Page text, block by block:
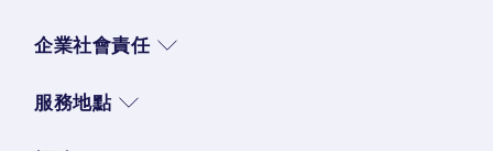
企業社會責任
服務地點